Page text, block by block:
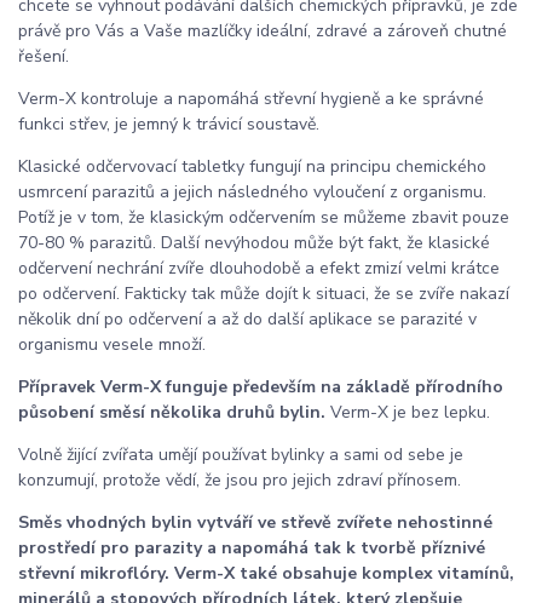
chcete se vyhnout podávání dalších chemických přípravků, je zde
právě pro Vás a Vaše mazlíčky ideální, zdravé a zároveň chutné
řešení.
Verm-X kontroluje a napomáhá střevní hygieně a ke správné
funkci střev, je jemný k trávicí soustavě.
Klasické odčervovací tabletky fungují na principu chemického
usmrcení parazitů a jejich následného vyloučení z organismu.
Potíž je v tom, že klasickým odčervením se můžeme zbavit pouze
70-80 % parazitů. Další nevýhodou může být fakt, že klasické
odčervení nechrání zvíře dlouhodobě a efekt zmizí velmi krátce
po odčervení. Fakticky tak může dojít k situaci, že se zvíře nakazí
několik dní po odčervení a až do další aplikace se parazité v
organismu vesele množí.
Přípravek Verm-X funguje především na základě přírodního
působení směsí několika druhů bylin. Verm-X je bez lepku.
Volně žijící zvířata umějí používat bylinky a sami od sebe je
konzumují, protože vědí, že jsou pro jejich zdraví přínosem.
Směs vhodných bylin vytváří ve střevě zvířete nehostinné
prostředí pro parazity a napomáhá tak k tvorbě příznivé
střevní mikroflóry. Verm-X také obsahuje komplex vitamínů,
minerálů a stopových přírodních látek, který zlepšuje